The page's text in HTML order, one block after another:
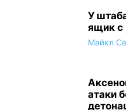
У
ящик с
Майкл
атаки